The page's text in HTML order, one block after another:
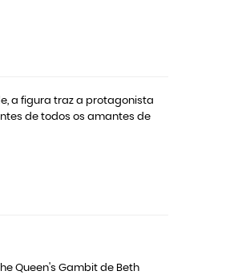
a figura traz a protagonista
de todos os amantes de
Queen's Gambit de Beth